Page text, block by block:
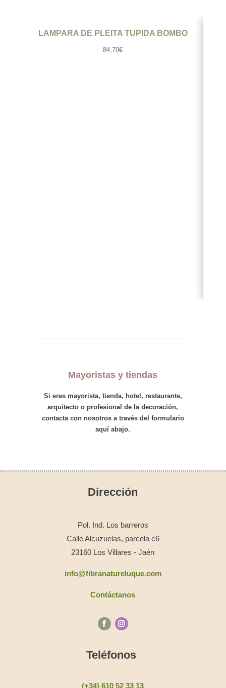
LAMPARA DE PLEITA TUPIDA BOMBO
84,70€
Mayoristas y tiendas
Si eres mayorista, tienda, hotel , restaurante,
arquitecto o profesional de la decoración,
contacta con nosotrosa través del formulario
aquí abajo.
Dirección
Pol. Ind. Los barreros
Calle Alcuzuelas, parcela c6
23160 Los Villares - Jaén
info@fibranatureluque.com
Contáctanos
Teléfonos
(+34) 610 52 33 13